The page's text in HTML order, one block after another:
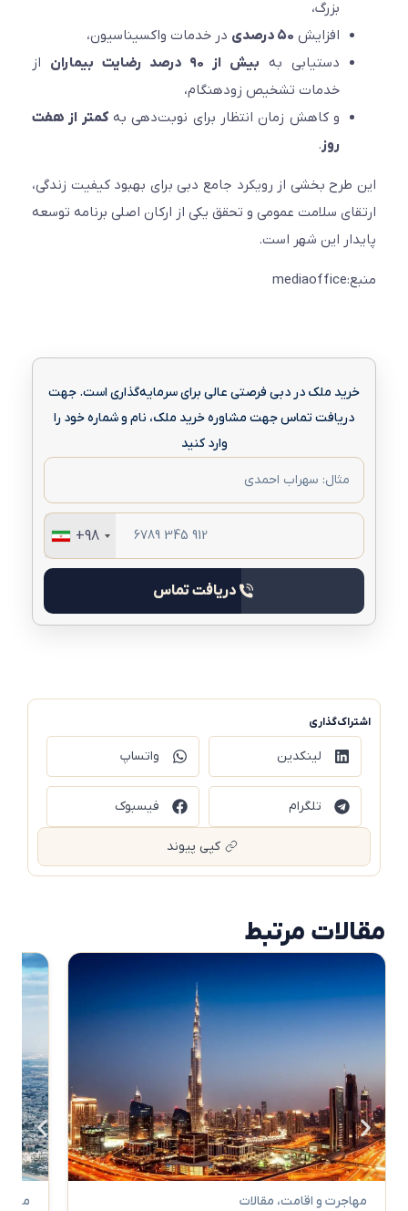
اشتراک‌گذاری
لینکدین واتساپ
تلگرام فیسبوک
کپی پیوند
بزرگ،
افزایش۵۰ درصدی
در خدمات واکسیناسیون،
دستیابی بهبیش از ۹۰ درصد رضایت بیماران
از
خدمات تشخیص زودهنگام،
و کاهش زمان انتظار برای نوبت‌دهی بهکمتر از هفت
.
این طرح بخشی از رویکرد جامع دبی برای بهبود کیفیت زندگی،
ارتقای سلامت عمومی و تحقق یکی از ارکان اصلی برنامه توسعه
پایدار این شهر است.
منبع:mediaoffice
خرید ملک در دبی فرصتی عالی برای سرمایه‌گذاری است. جهت
دریافت تماس جهت مشاوره خرید ملک، نام و شماره خود را
وارد کنید
+98
دریافت تماس
مقالات مرتبط
مهاجرت و اقامت،مقالات